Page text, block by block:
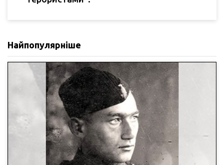
Найпопулярніше